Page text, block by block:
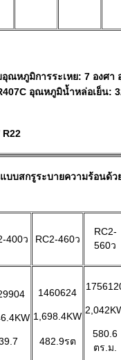
ณหภูมิการระเหย: 7 องศา
อุณหภูมิน้ำหล่อเย็น:
R22
บบสกรูระบายความร้อนด้ว
400ว RC2-460ว
RC2-
560ว
1460624
1,698.4KW
482.9รต
580.6
ตร.ม.